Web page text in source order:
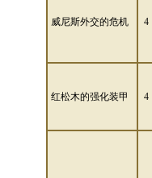
威尼斯外交的危机 4
红松木的强化装甲 4